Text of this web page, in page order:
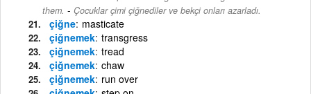
them. - Çocuklar çimi çiğnediler ve bekçi onları azarladı.
çiğne masticate
çiğnemek transgress
çiğnemek tread
çiğnemek chaw
çiğnemek run over